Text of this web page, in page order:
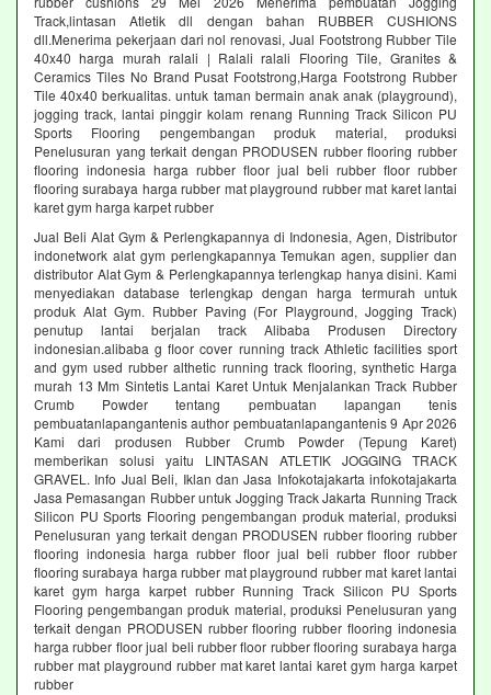
Track,lintasan Atletik dll dengan bahan RUBBER CUSHIONS
dll.Menerima pekerjaan dari nol renovasi, Jual Footstrong Rubber Tile
40x40 harga murah ralali | Ralali ralali Flooring Tile, Granites &
Ceramics Tiles No Brand Pusat Footstrong,Harga Footstrong Rubber
Tile 40x40 berkualitas. untuk taman bermain anak anak (playground),
jogging track, lantai pinggir kolam renang Running Track Silicon PU
Sports Flooring pengembangan produk material, produksi
Penelusuran yang terkait dengan PRODUSEN rubber flooring rubber
flooring indonesia harga rubber floor jual beli rubber floor rubber
flooring surabaya harga rubber mat playground rubber mat karet lantai
karet gym harga karpet rubber
Jual Beli Alat Gym & Perlengkapannya di Indonesia, Agen, Distributor
indonetwork alat gym perlengkapannya Temukan agen, supplier dan
distributor Alat Gym & Perlengkapannya terlengkap hanya disini. Kami
menyediakan database terlengkap dengan harga termurah untuk
produk Alat Gym. Rubber Paving (For Playground, Jogging Track)
penutup lantai berjalan track Alibaba Produsen Directory
indonesian.alibaba g floor cover running track Athletic facilities sport
and gym used rubber althetic running track flooring, synthetic Harga
murah 13 Mm Sintetis Lantai Karet Untuk Menjalankan Track Rubber
Crumb Powder tentang pembuatan lapangan tenis
pembuatanlapangantenis author pembuatanlapangantenis 9 Apr 2026
Kami dari produsen Rubber Crumb Powder (Tepung Karet)
memberikan solusi yaitu LINTASAN ATLETIK JOGGING TRACK
GRAVEL. Info Jual Beli, Iklan dan Jasa Infokotajakarta infokotajakarta
Jasa Pemasangan Rubber untuk Jogging Track Jakarta Running Track
Silicon PU Sports Flooring pengembangan produk material, produksi
Penelusuran yang terkait dengan PRODUSEN rubber flooring rubber
flooring indonesia harga rubber floor jual beli rubber floor rubber
flooring surabaya harga rubber mat playground rubber mat karet lantai
karet gym harga karpet rubber Running Track Silicon PU Sports
Flooring pengembangan produk material, produksi Penelusuran yang
terkait dengan PRODUSEN rubber flooring rubber flooring indonesia
harga rubber floor jual beli rubber floor rubber flooring surabaya harga
rubber mat playground rubber mat karet lantai karet gym harga karpet
rubber